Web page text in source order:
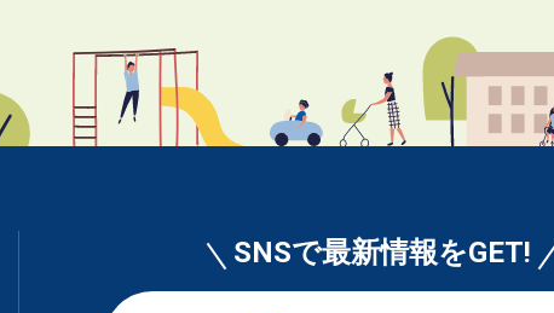
SNSで最新情報をGET!